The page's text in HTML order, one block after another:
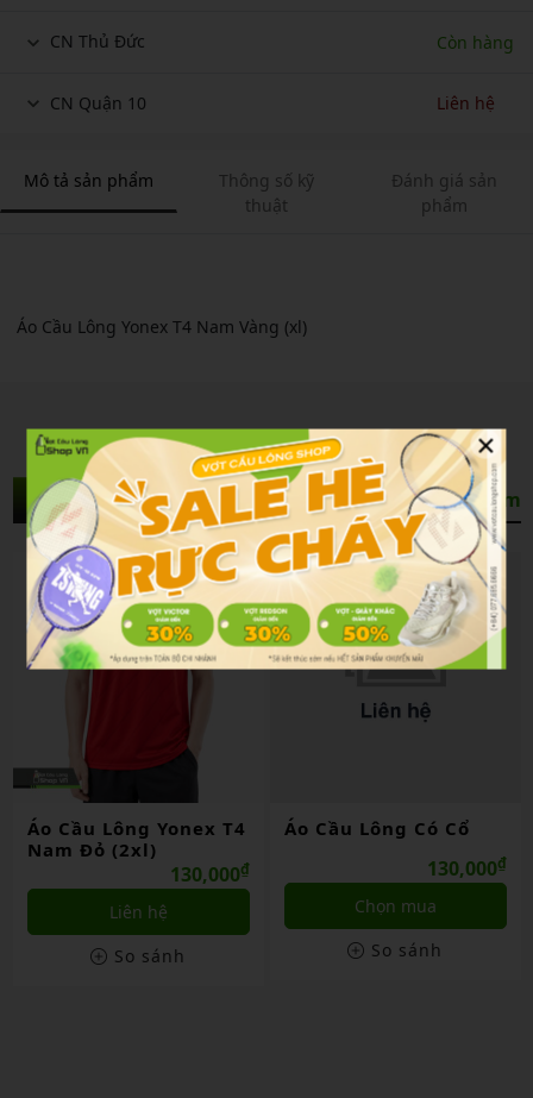
CN Thủ Đức Còn hàng
CN Quận 10 Liên hệ
Mô tả sản phẩm
Thông số kỹ
thuật
Đánh giá sản
phẩm
Áo Cầu Lông Yonex T4 Nam Vàng (xl)
Sản Phẩm Liên Quan Xem thêm
Áo Cầu Lông Yonex T4
Nam Đỏ (2xl)
130,000₫
Liên hệ
So sánh
Áo Cầu Lông Có Cổ
130,000₫
Chọn mua
So sánh
×